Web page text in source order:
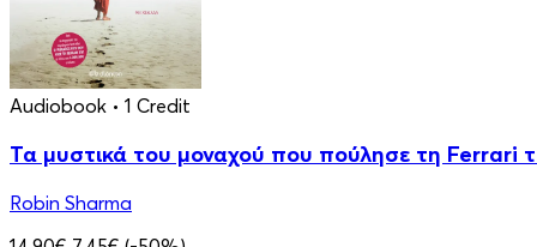
Audiobook • 1 Credit
Τα μυστικά του μοναχού που πούλησε τη Ferrari
Robin Sharma